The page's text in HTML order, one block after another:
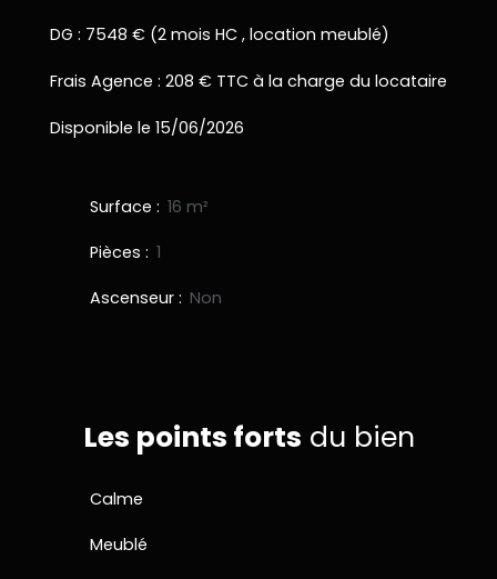
DG : 7548 € (2 mois HC , location meublé)
Frais Agence : 208 € TTC à la charge du locataire
Disponible le 15/06/2026
Surface : 16 m²
Pièces : 1
Ascenseur : Non
Les points forts du bien
Calme
Meublé